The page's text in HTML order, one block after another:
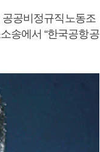
공비정규직노동조
송에서 “한국공항공